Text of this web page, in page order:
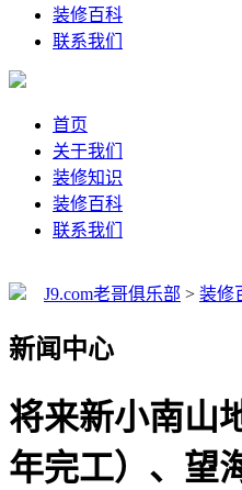
装修百科
联系我们
首页
关于我们
装修知识
装修百科
联系我们
J9.com老哥俱乐部 > 装修
新闻中心
将来新小南山
年完工）、望